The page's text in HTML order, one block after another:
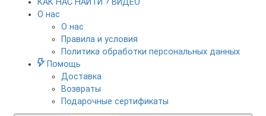
КАК НАС НАЙТИ ? ВИДЕО
О нас
О нас
Правила и условия
Политика обработки персональных данных
Помощь
Доставка
Возвраты
Подарочные сертификаты